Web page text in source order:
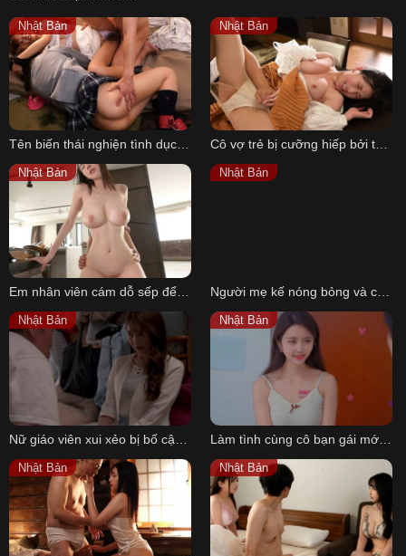
Nhật Bản
Tên biến thái nghiện tình dục bắt cóc hiếp dâm hai em gái xinh đẹp cạnh nhà
Nhật Bản
Cô vợ trẻ bị cưỡng hiếp bởi tên tội phạm hiếp dâm trốn thoát nhà tù
Nhật Bản Nhật Bản
Nhật Bản Nhật Bản
Nhật Bản Nhật Bản